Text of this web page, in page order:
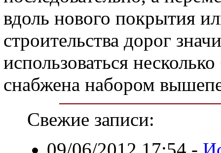
вдоль нового покрытия
строительства дорог
использоваться
снабжена набором
Свежие записи: